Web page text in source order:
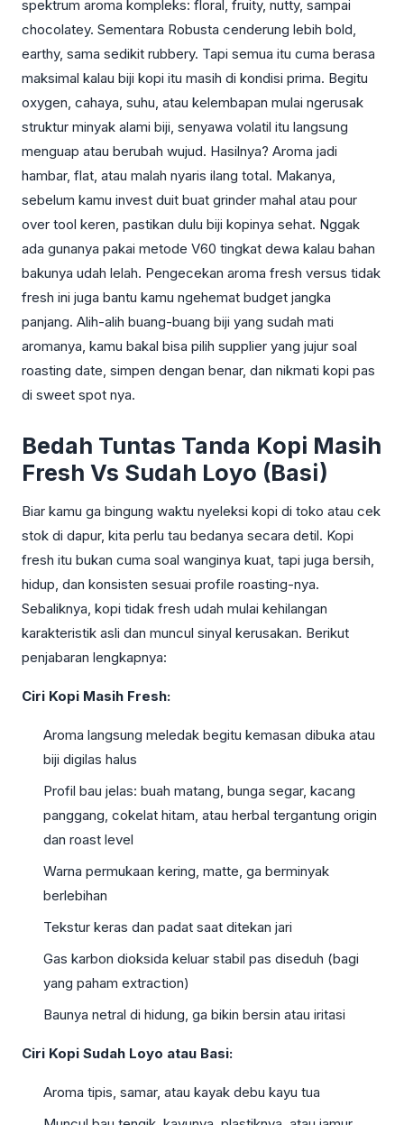
spektrum aroma kompleks: floral, fruity, nutty, sampai
chocolatey. Sementara Robusta cenderung lebih bold,
earthy, sama sedikit rubbery. Tapi semua itu cuma berasa
maksimal kalau biji kopi itu masih di kondisi prima. Begitu
oxygen, cahaya, suhu, atau kelembapan mulai ngerusak
struktur minyak alami biji, senyawa volatil itu langsung
menguap atau berubah wujud. Hasilnya? Aroma jadi
hambar, flat, atau malah nyaris ilang total. Makanya,
sebelum kamu invest duit buat grinder mahal atau pour
over tool keren, pastikan dulu biji kopinya sehat. Nggak
ada gunanya pakai metode V60 tingkat dewa kalau bahan
bakunya udah lelah. Pengecekan aroma fresh versus tidak
fresh ini juga bantu kamu ngehemat budget jangka
panjang. Alih-alih buang-buang biji yang sudah mati
aromanya, kamu bakal bisa pilih supplier yang jujur soal
roasting date, simpen dengan benar, dan nikmati kopi pas
di sweet spot nya.
Bedah Tuntas Tanda Kopi Masih
Fresh Vs Sudah Loyo (Basi)
Biar kamu ga bingung waktu nyeleksi kopi di toko atau cek
stok di dapur, kita perlu tau bedanya secara detil. Kopi
fresh itu bukan cuma soal wanginya kuat, tapi juga bersih,
hidup, dan konsisten sesuai profile roasting-nya.
Sebaliknya, kopi tidak fresh udah mulai kehilangan
karakteristik asli dan muncul sinyal kerusakan. Berikut
penjabaran lengkapnya:
Ciri Kopi Masih Fresh:
Aroma langsung meledak begitu kemasan dibuka atau
biji digilas halus
Profil bau jelas: buah matang, bunga segar, kacang
panggang, cokelat hitam, atau herbal tergantung origin
dan roast level
Warna permukaan kering, matte, ga berminyak
berlebihan
Tekstur keras dan padat saat ditekan jari
Gas karbon dioksida keluar stabil pas diseduh (bagi
yang paham extraction)
Baunya netral di hidung, ga bikin bersin atau iritasi
Ciri Kopi Sudah Loyo atau Basi:
Aroma tipis, samar, atau kayak debu kayu tua